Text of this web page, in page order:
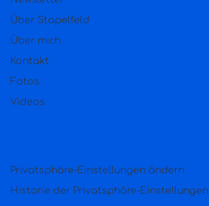
Über Stapelfeld
Über mich
Kontakt
Fotos
Videos
Privatsphäre-Einstellungen ändern
Historie der Privatsphäre-Einstellungen